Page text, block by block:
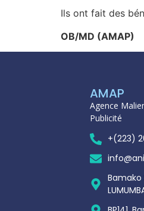
Ils ont fait des
OB/MD (AMAP)
AMAP
Agence
Publicité
+(223)
Bamako